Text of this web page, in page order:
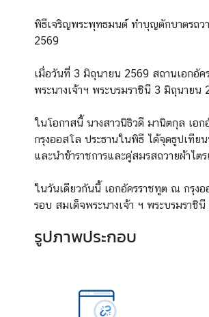
ข่
ว
ส
ร
แ
ล
กิ
จ
ร
ร
พิธีเจริญพระพุทธมนต์ ทำบุญตักบาตรถว
2569
เมื่อวันที่ 3 มิถุนายน 2569 สถานเอกอั
พระนางเจ้าฯ พระบรมราชินี 3 มิถุนาย
ในโอกาสนี้ นางสาวนิธิวดี มานิตกุล เอ
กรุงออสโล ประธานในพิธี ได้จุดธูปเทีย
และนำข้าราชการและคู่สมรสถวายผ้าไ
ในวันเดียวกันนี้ เอกอัครราชทูต ณ กรุง
รอบ สมเด็จพระนางเจ้า ฯ พระบรมราชิ
รูปภาพประกอบ